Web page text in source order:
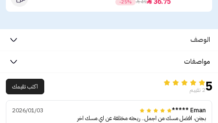
49

-25%
الوصف
مواصفات
52 تقييم اكتب تقيمك
Eman *****
2026/01/03
بجنن، افضل مسك من اجمل.. ريحته مختلفة عن اي مسك اخر